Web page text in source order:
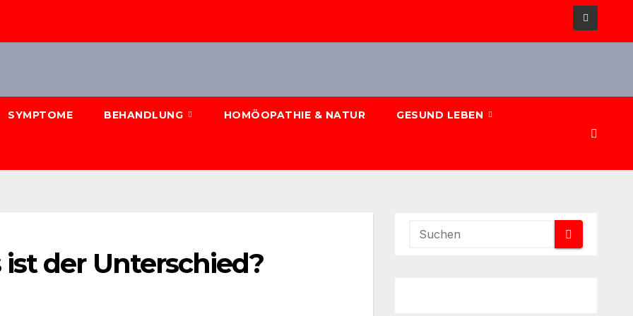
SYMPTOME BEHANDLUNG HOMÖOPATHIE & NATUR GESUND LEBEN
ist der Unterschied?